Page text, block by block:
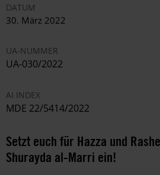
DATUM
30. März 2022
UA-NUMMER
UA-030/2022
AI INDEX
MDE 22/5414/2022
Setzt euch für Hazza und
Shurayda al-Marri ein!